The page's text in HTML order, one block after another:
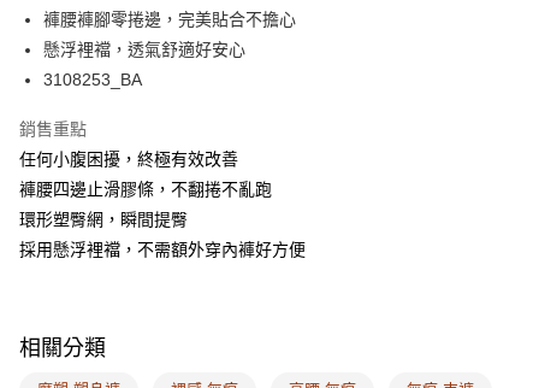
全盈+PAY
AFTEE先享後付
【關於「AFTEE先享後付」】
AFTEE先享後付是「在收到商品之後才付款」的支付方式。 讓您購物簡單
１．簡單：不需註冊會員、不需綁卡、不需儲值。
２．便利：只要手機號碼，簡訊認證，即可結帳。
３．安心：先確認商品／服務後，再付款。
２．訂單成立數日內，您將收到繳費通知簡訊。
ATM付款
運送方式
全家取付
每筆NT$100，滿NT$1,500(含以上)免運費
褲腰褲腳零捲邊，完美貼合不擔心
懸浮裡襠，透氣舒適好安心
3108253_BA
銷售重點
任何小腹困擾，終極有效改善
褲腰四邊止滑膠條，不翻捲不亂跑
環形塑臀網，瞬間提臀
採用懸浮裡襠，不需額外穿內褲好方便
相關分類